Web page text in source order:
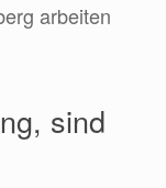
arbeiten
sind